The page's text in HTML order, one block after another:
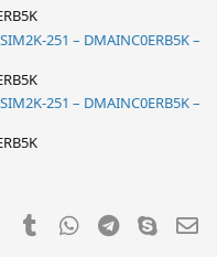
251 – DMAINC0ERB5K –
251 – DMAINC0ERB5K –
PinterestTumblr WhatsAppTelegram
Skype